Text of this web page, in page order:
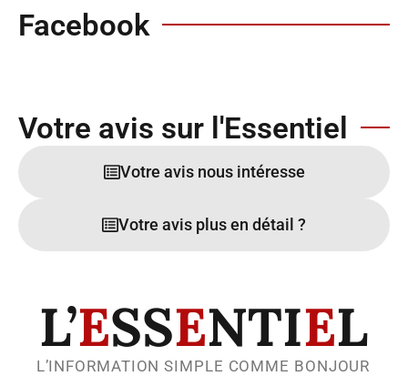
Facebook
Votre avis sur l'Essentiel
Votre avis nous intéresse
Votre avis plus en détail ?
L’ESSENTIEL
L’INFORMATION SIMPLE COMME BONJOUR